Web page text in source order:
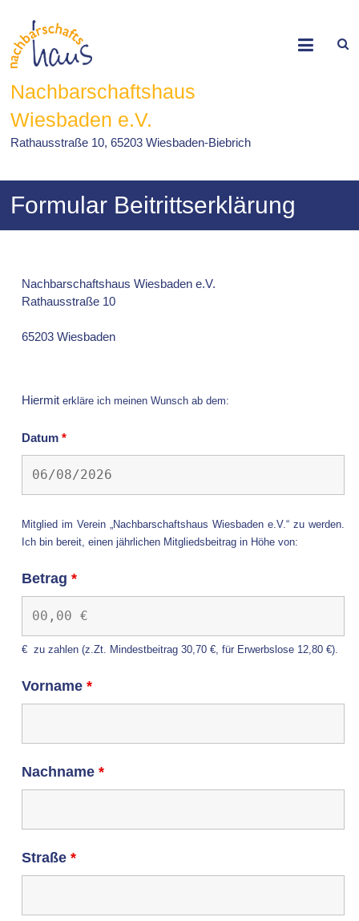
content
Nachbarschaftshaus
Wiesbaden e.V.
Rathausstraße 10, 65203 Wiesbaden-Biebrich
Formular Beitrittserklärung
Nachbarschaftshaus Wiesbaden e.V.
Rathausstraße 10
65203 Wiesbaden
Hiermit erkläre ich meinen Wunsch ab dem:
Datum *
Mitglied im Verein „Nachbarschaftshaus Wiesbaden e.V.“ zu werden.
Ich bin bereit, einen jährlichen Mitgliedsbeitrag in Höhe von:
Betrag *
€ zu zahlen (z.Zt. Mindestbeitrag 30,70 €, für Erwerbslose 12,80 €).
Vorname *
Nachname *
Straße *